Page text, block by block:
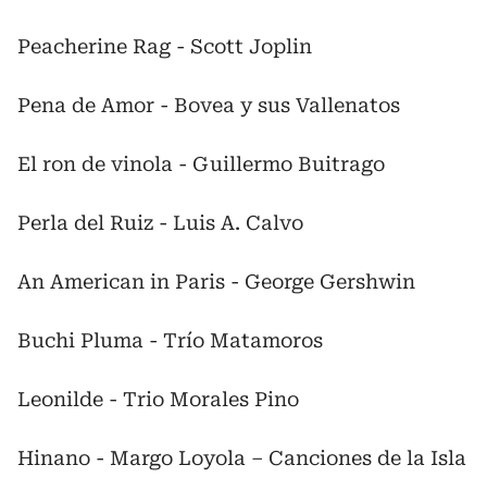
Peacherine Rag - Scott Joplin
Pena de Amor - Bovea y sus Vallenatos
El ron de vinola - Guillermo Buitrago
Perla del Ruiz - Luis A. Calvo
An American in Paris - George Gershwin
Buchi Pluma - Trío Matamoros
Leonilde - Trio Morales Pino
Hinano - Margo Loyola – Canciones de la Isla